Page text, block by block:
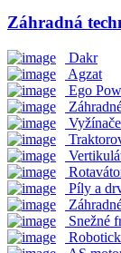
Záhradná
Dakr
Agzat
Ego
Píly a
Snežné